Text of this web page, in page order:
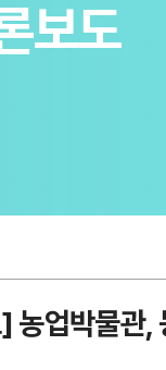
보도
농업박물관,